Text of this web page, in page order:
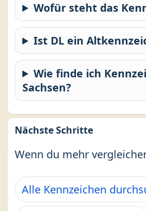
Wofür steht das
Ist DL ein
Wie finde ich
Sachsen?
Nächste Schritte
Wenn du mehr
Alle Kennzeichen